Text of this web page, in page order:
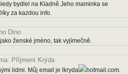
bydlel na Kladně.Jeho maminka se
za kazdou info.
Dino
ženské jméno, tak vyjímečně.
Příjmení Krýda
lidmi. Můj email je lkryda
hotmail.com.